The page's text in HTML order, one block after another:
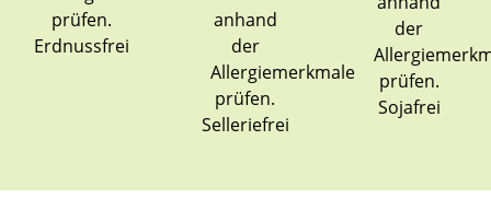
Erdnussfrei
Selleriefrei
Sojafrei